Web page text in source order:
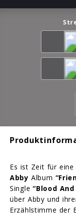
Es ist Zeit für
Abby Album
Single“Blood
über Abby und
Erzählstimme der